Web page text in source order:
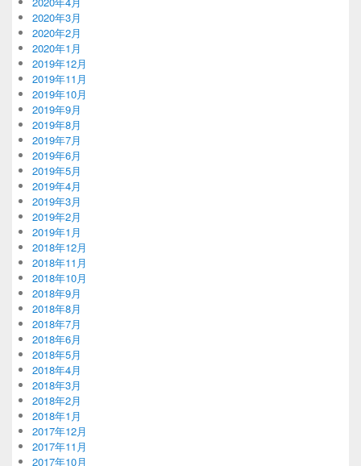
2020年3月
2020年2月
2020年1月
2019年12月
2019年11月
2019年10月
2019年9月
2019年8月
2019年7月
2019年6月
2019年5月
2019年4月
2019年3月
2019年2月
2019年1月
2018年12月
2018年11月
2018年10月
2018年9月
2018年8月
2018年7月
2018年6月
2018年5月
2018年4月
2018年3月
2018年2月
2018年1月
2017年12月
2017年11月
2017年10月